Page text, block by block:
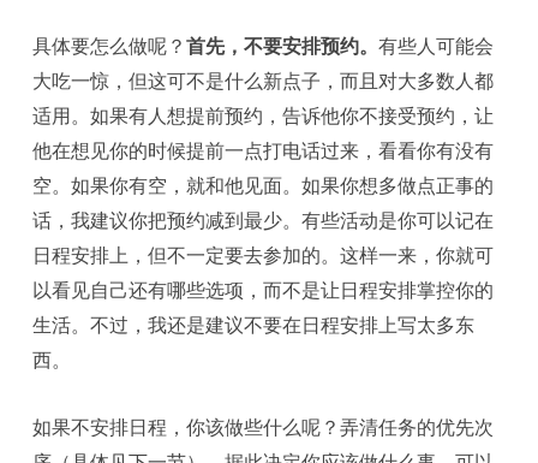
具体要怎么做呢？首先，不要安排预约。有些人可能会
大吃一惊，但这可不是什么新点子，而且对大多数人都
适用。如果有人想提前预约，告诉他你不接受预约，让
他在想见你的时候提前一点打电话过来，看看你有没有
空。如果你有空，就和他见面。如果你想多做点正事的
话，我建议你把预约减到最少。有些活动是你可以记在
日程安排上，但不一定要去参加的。这样一来，你就可
以看见自己还有哪些选项，而不是让日程安排掌控你的
生活。不过，我还是建议不要在日程安排上写太多东
西。
如果不安排日程，你该做些什么呢？弄清任务的优先次